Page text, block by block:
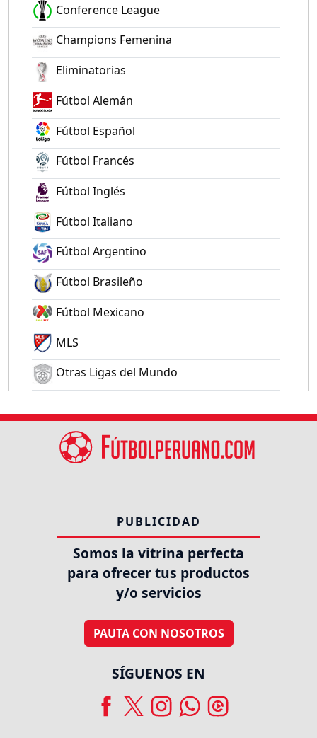
Conference League
Champions Femenina
Eliminatorias
Fútbol Alemán
Fútbol Español
Fútbol Francés
Fútbol Inglés
Fútbol Italiano
Fútbol Argentino
Fútbol Brasileño
Fútbol Mexicano
MLS
Otras Ligas del Mundo
PUBLICIDAD
Somos la vitrina perfecta
para ofrecer tus productos
y/o servicios
PAUTA CON NOSOTROS
SÍGUENOS EN